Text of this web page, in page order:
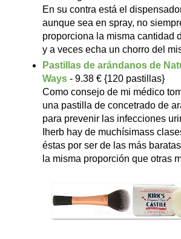
En su contra está el
aunque sea en spray, no
proporciona la misma cantidad
y a veces echa un chorro del
Pastillas de arándanos de
Ways- 9.38 € {120 pastillas}
Como consejo de mi médico
una pastilla de concetrado de
para prevenir las infecciones
Iherb hay de muchísimass
éstas por ser de las más
la misma proporción que otras